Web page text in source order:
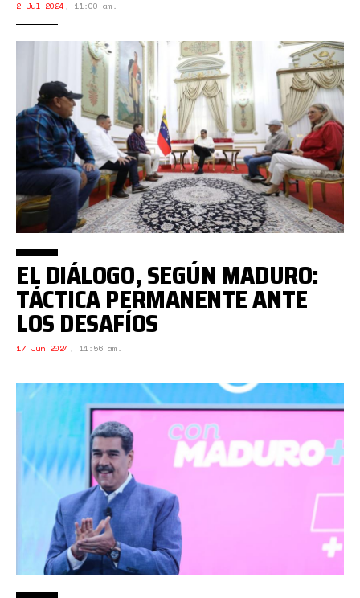
2 Jul 2024 , 11:00 am.
EL DIÁLOGO, SEGÚN MADURO:
TÁCTICA PERMANENTE ANTE
LOS DESAFÍOS
17 Jun 2024 , 11:56 am.